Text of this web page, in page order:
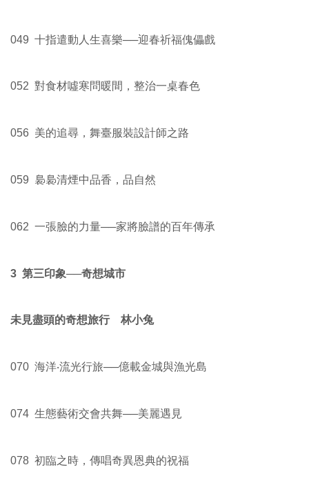
049 十指遣動人生喜樂──迎春祈福傀儡戲
052 對食材噓寒問暖間，整治一桌春色
056 美的追尋，舞臺服裝設計師之路
059 裊裊清煙中品香，品自然
062 一張臉的力量──家將臉譜的百年傳承
3 第三印象──奇想城市
未見盡頭的奇想旅行 林小兔
070 海洋‧流光行旅──億載金城與漁光島
074 生態藝術交會共舞──美麗遇見
078 初臨之時，傳唱奇異恩典的祝福